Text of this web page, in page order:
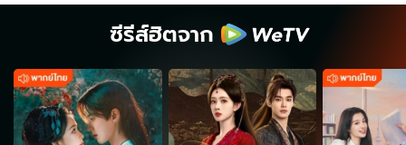
ซีรีส์ฮิตจาก